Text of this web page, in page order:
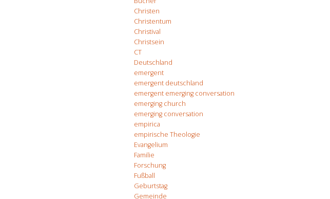
Christen
Christentum
Christival
Christsein
CT
Deutschland
emergent
emergent deutschland
emergent emerging conversation
emerging church
emerging conversation
empirica
empirische Theologie
Evangelium
Familie
Forschung
Fußball
Geburtstag
Gemeinde